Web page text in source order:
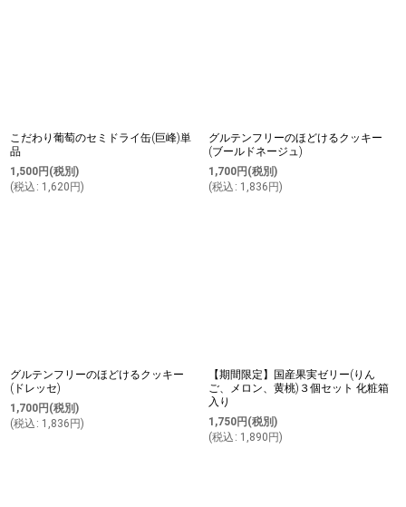
こだわり葡萄のセミドライ缶(巨峰)単
品
1,500円 (税別)
(税込 : 1,620 円)
グルテンフリーのほどけるクッキー
(ブールドネージュ)
1,700円 (税別)
(税込 : 1,836 円)
グルテンフリーのほどけるクッキー
(ドレッセ)
1,700円 (税別)
(税込 : 1,836 円)
【期間限定】国産果実ゼリー(りん
ご、メロン、黄桃)３個セット 化粧箱
入り
1,750円 (税別)
(税込 : 1,890 円)